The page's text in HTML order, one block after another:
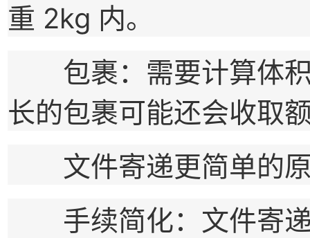
重 2kg 内。
包裹：需要计算体积
长的包裹可能还会收取
文件寄递更简单的
手续简化：文件寄递